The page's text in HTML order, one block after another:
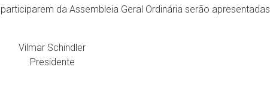
da Assembleia Geral Ordinária serão apresentadas
Vilmar Schindler
Presidente